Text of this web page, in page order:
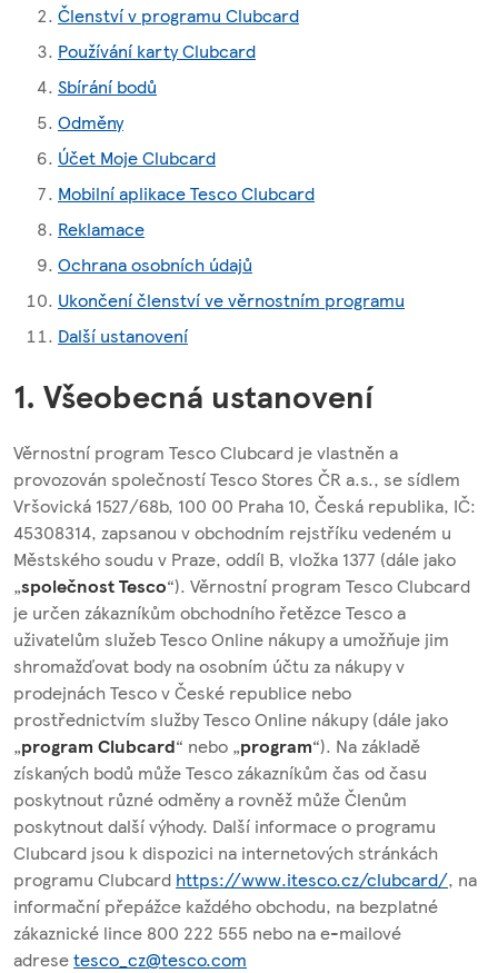
Členství v programu Clubcard
Používání karty Clubcard
Sbírání bodů
Odměny
Účet Moje Clubcard
Mobilní aplikace Tesco Clubcard
Reklamace
Ochrana osobních údajů
Ukončení členství ve věrnostním programu
Další ustanovení
1. Všeobecná ustanovení
Věrnostní program Tesco Clubcard je vlastněn a
provozován společností Tesco Stores ČR a.s., se sídlem
Vršovická 1527/68b, 100 00 Praha 10, Česká republika, IČ:
45308314, zapsanou v obchodním rejstříku vedeném u
Městského soudu v Praze, oddíl B, vložka 1377 (dále jako
„společnost Tesco“). Věrnostní program Tesco Clubcard
je určen zákazníkům obchodního řetězce Tesco a
uživatelům služeb Tesco Online nákupy a umožňuje jim
shromažďovat body na osobním účtu za nákupy v
prodejnách Tesco v České republice nebo
prostřednictvím služby Tesco Online nákupy (dále jako
„program Clubcard“ nebo „program“). Na základě
získaných bodů může Tesco zákazníkům čas od času
poskytnout různé odměny a rovněž může Členům
poskytnout další výhody. Další informace o programu
Clubcard jsou k dispozici na internetových stránkách
programu Clubcard https://www.itesco.cz/clubcard/, na
informační přepážce každého obchodu, na bezplatné
zákaznické lince 800 222 555 nebo na e-mailové
adresetesco_cz@tesco.com